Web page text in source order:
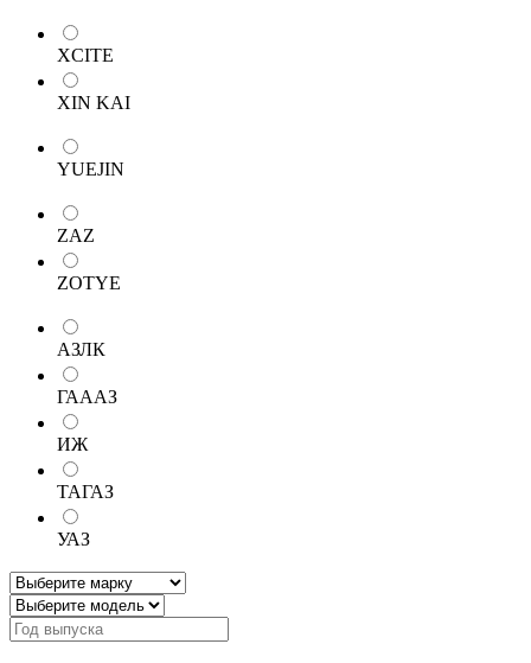
XCITE
XIN KAI
YUEJIN
ZAZ
ZOTYE
АЗЛК
ГАААЗ
ИЖ
ТАГАЗ
УАЗ